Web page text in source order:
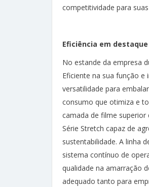
competitividade para
Eficiência em destaque
No estande da empresa
Eficiente na sua função
versatilidade para
consumo que otimiza e
camada de filme
Série Stretch capaz de
sustentabilidade. A linha
sistema contínuo de
qualidade na amarração
adequado tanto para